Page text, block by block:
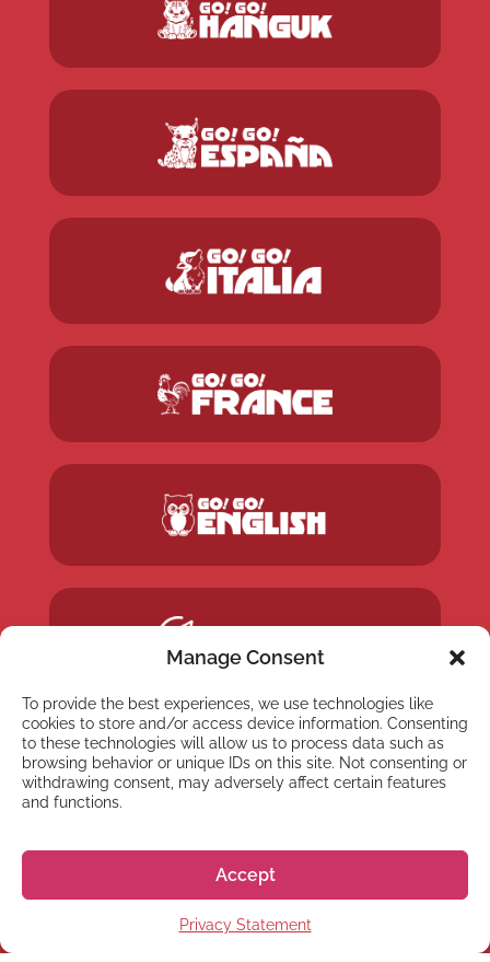
Manage Consent
To provide the best experiences, we use technologies like
cookies to store and/or access device information. Consenting
to these technologies will allow us to process data such as
browsing behavior or unique IDs on this site. Not consenting or
withdrawing consent, may adversely affect certain features
and functions.
Accept
Privacy Statement
NYHETSBREV